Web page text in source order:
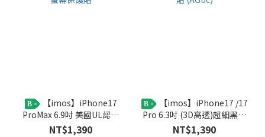
B
ProMax 6.9吋 美國UL認證
RPF80低藍光螢幕保護貼
NT$1,390
B
Pro 6.3吋 (3D高透)超細黑邊
康寧玻璃貼 (AGbc)
NT$1,390